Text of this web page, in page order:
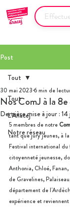
Post
Tout
L'Anacej
Notre réseau
Tout
Nos ComJ à la
30 mai 2023 6 min de
Dernière mise à jour :
5 membres de notre
tant que jury jeunes, à la
Festival international
citoyenneté jeunesse,
Anthonia, Chloé,
de Gravelines,
département de
expérience et